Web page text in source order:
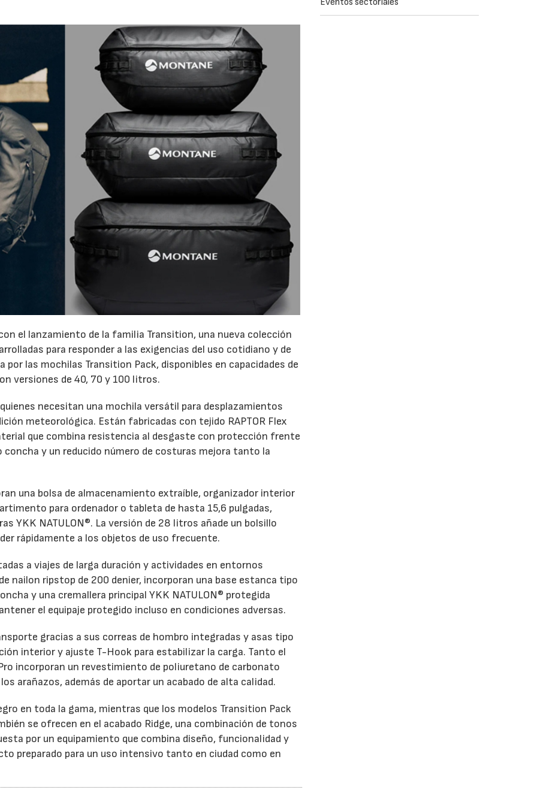
el lanzamiento de la familia Transition, una nueva colección
para responder a las exigencias del uso cotidiano y de
las mochilas Transition Pack, disponibles en capacidades de
versiones de 40, 70 y 100 litros.
necesitan una mochila versátil para desplazamientos
meteorológica. Están fabricadas con tejido RAPTOR Flex
que combina resistencia al desgaste con protección frente
y un reducido número de costuras mejora tanto la
una bolsa de almacenamiento extraíble, organizador interior
para ordenador o tableta de hasta 15,6 pulgadas,
YKK NATULON®. La versión de 28 litros añade un bolsillo
rápidamente a los objetos de uso frecuente.
a viajes de larga duración y actividades en entornos
nailon ripstop de 200 denier, incorporan una base estanca tipo
y una cremallera principal YKK NATULON® protegida
el equipaje protegido incluso en condiciones adversas.
gracias a sus correas de hombro integradas y asas tipo
interior y ajuste T-Hook para estabilizar la carga. Tanto el
incorporan un revestimiento de poliuretano de carbonato
arañazos, además de aportar un acabado de alta calidad.
en toda la gama, mientras que los modelos Transition Pack
se ofrecen en el acabado Ridge, una combinación de tonos
por un equipamiento que combina diseño, funcionalidad y
preparado para un uso intensivo tanto en ciudad como en